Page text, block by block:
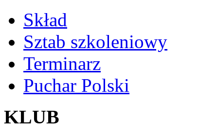
Skład
Sztab szkoleniowy
Terminarz
Puchar Polski
KLUB